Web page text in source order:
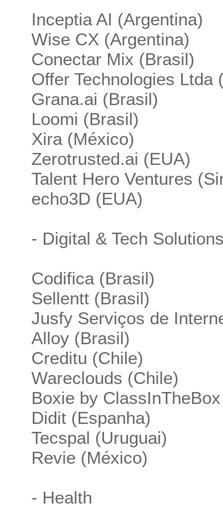
Inceptia AI (Argentina)
Wise CX (Argentina)
Conectar Mix (Brasil)
Offer Technologies Ltda
Grana.ai (Brasil)
Loomi (Brasil)
Xira (México)
Zerotrusted.ai (EUA)
Talent Hero Ventures
echo3D (EUA)
- Digital & Tech
Codifica (Brasil)
Sellentt (Brasil)
Jusfy Serviços de
Alloy (Brasil)
Creditu (Chile)
Wareclouds (Chile)
Boxie by
Didit (Espanha)
Tecspal (Uruguai)
Revie (México)
- Health